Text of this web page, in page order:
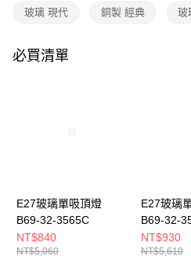
※ 請注意：結帳手續完成當下不需立刻
※ 交易是否成功請以「AFTEE先享後付
３．未成年的使用者請事先徵得法定代
「AFTEE先享後付」，若未經同意申辦
任。
４．使用「AFTEE先享後付」時，將依
時審查核予不同之上限額度；若仍有額度
玻璃 現代 銅製 經典 玻
必買清單
E27玻璃單吸頂燈
B69-32-3565C
NT$840
NT$5,060
E27玻璃
B69-32-
NT$930
NT$5,610